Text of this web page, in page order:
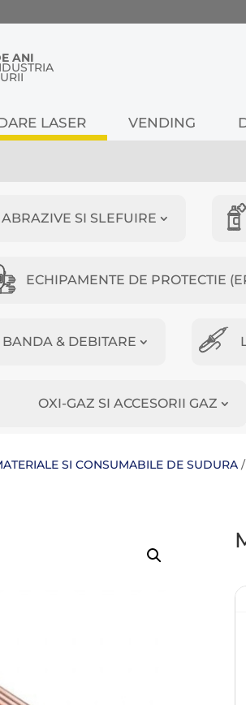
ANI
LASER VENDING
ABRAZIVE SI SLEFUIRE
ECHIPAMENTE DE PROTECTIE
& DEBITARE
OXI-GAZ SI ACCESORII GAZ
SI CONSUMABILE DE SUDURA /